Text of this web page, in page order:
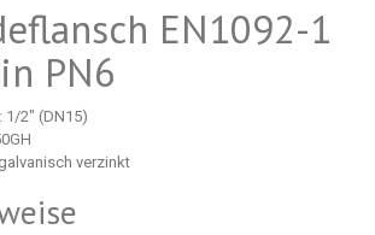
EN1092-1
PN6
1/2" (DN15)
verzinkt